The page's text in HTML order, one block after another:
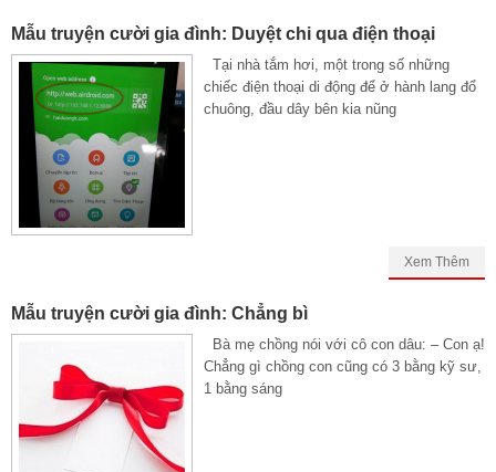
Mẫu truyện cười gia đình: Duyệt chi qua điện thoại
Tại nhà tắm hơi, một trong số những
chiếc điện thoại di động để ở hành lang đổ
chuông, đầu dây bên kia nũng
Xem Thêm
Mẫu truyện cười gia đình: Chẳng bì
Bà mẹ chồng nói với cô con dâu: – Con ạ!
Chẳng gì chồng con cũng có 3 bằng kỹ sư,
1 bằng sáng